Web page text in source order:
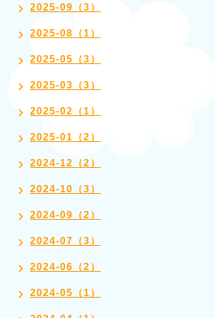
2025-09（3）
2025-08（1）
2025-05（3）
2025-03（3）
2025-02（1）
2025-01（2）
2024-12（2）
2024-10（3）
2024-09（2）
2024-07（3）
2024-06（2）
2024-05（1）